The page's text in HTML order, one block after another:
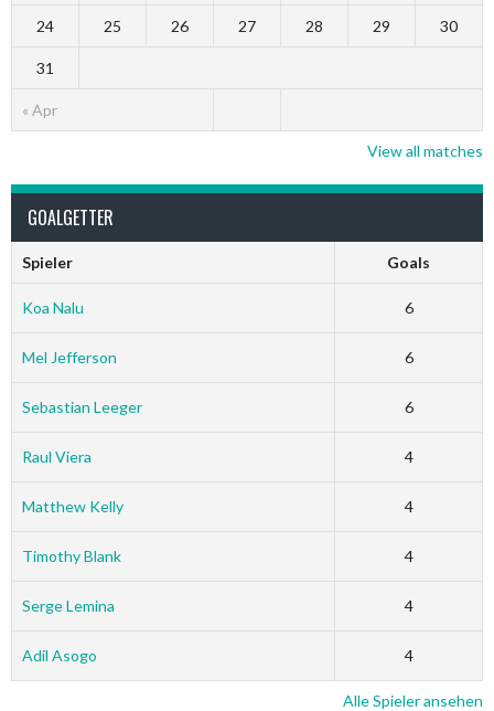
« Apr
24 25 26 27 28 29 30
31
View all matches
GOALGETTER
Spieler Goals
Koa Nalu 6
Mel Jefferson 6
Sebastian Leeger 6
Raul Viera 4
Matthew Kelly 4
Timothy Blank 4
Serge Lemina 4
Adil Asogo 4
Alle Spieler ansehen